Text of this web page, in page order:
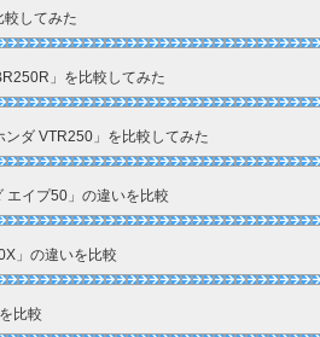
較してみた
」を比較してみた
ンダ VTR250」を比較してみた
エイプ50」の違いを比較
」の違いを比較
比較